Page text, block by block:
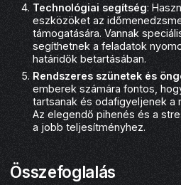
Technológiai segítség:
eszközöket az
támogatására. Vannak
segíthetnek a feladatok
határidők betartásában.
Rendszeres szünetek és
emberek számára fontos,
tartsanak és odafigyeljenek a
Az elegendő pihenés és a
a jobb teljesítményhez.
Összefoglalás